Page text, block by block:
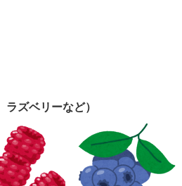
ズベリーなど）